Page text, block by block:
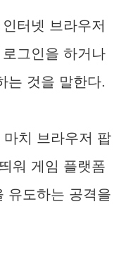
터넷 브라우저
그인을 하거나
는 것을 말한다.
치 브라우저 팝
워 게임 플랫폼
유도하는 공격을